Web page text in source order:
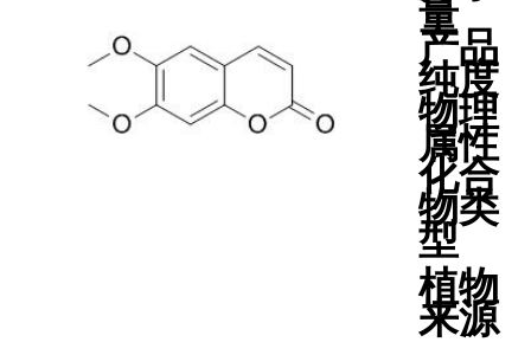
量
产品
纯度
物理
属性
化合
物类
型
植物
来源